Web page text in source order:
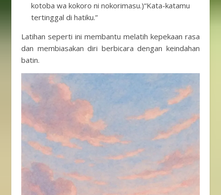
kotoba wa kokoro ni nokorimasu.)“Kata-katamu
tertinggal di hatiku.”
Latihan seperti ini membantu melatih kepekaan rasa
dan membiasakan diri berbicara dengan keindahan
batin.